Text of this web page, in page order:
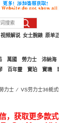
原单
女士腕錶
视频解说
萬國 勞力士 沛納海
百年靈 寶珀 寶璣
力士 ⁄ VS劳力士36蚝
，获取更多款式